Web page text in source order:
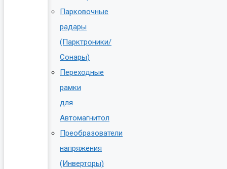
Парковочные
радары
(Парктроники/
Сонары)
Переходные
рамки
для
Автомагнитол
Преобразователи
напряжения
(Инверторы)